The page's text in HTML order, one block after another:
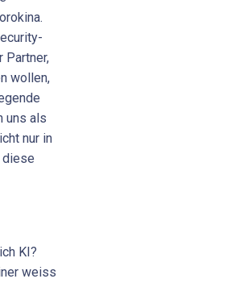
Partner,
wollen,
uns als
nur in
diese
KI?
weiss